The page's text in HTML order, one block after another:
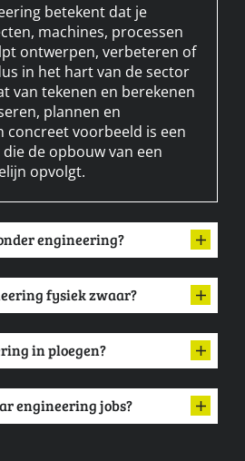
betekent dat je
machines, processen
ontwerpen, verbeteren of
in het hart van de sector
van tekenen en berekenen
plannen en
concreet voorbeeld is een
de opbouw van een
opvolgt.
engineering?
fysiek zwaar?
in ploegen?
engineering jobs?